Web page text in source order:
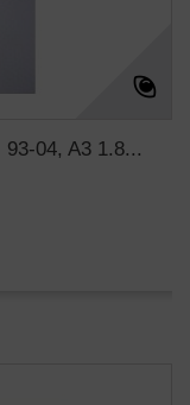
04, A3 1.8...